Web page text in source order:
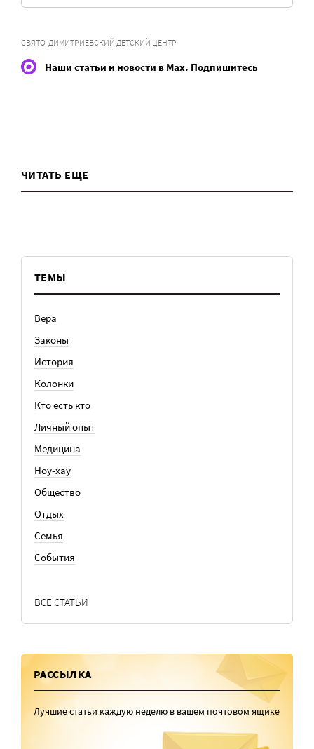
СВЯТО-ДИМИТРИЕВСКИЙ ДЕТСКИЙ ЦЕНТР
Наши статьи и новости в Max. Подпишитесь
ЧИТАТЬ ЕЩЕ
ТЕМЫ
Вера
Законы
История
Колонки
Кто есть кто
Личный опыт
Медицина
Ноу-хау
Общество
Отдых
Семья
События
ВСЕ СТАТЬИ
РАССЫЛКА
Лучшие статьи каждую неделю в вашем почтовом ящике